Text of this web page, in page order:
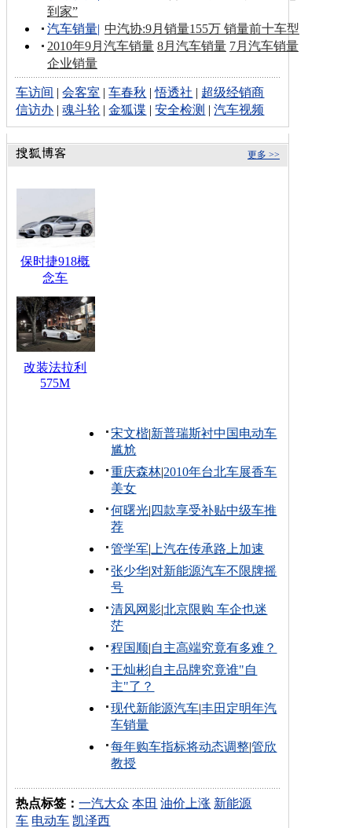
到家”
汽车销量| 中汽协:9月销量155万 销量前十车型
2010年9月汽车销量 8月汽车销量 7月汽车销量
企业销量
车访间 |会客室 |车春秋 |悟透社 | 超级经销商
信访办 |魂斗轮 |金狐谍 |安全检测 |汽车视频
更多 >>
保时捷918概
念车
改装法拉利
575M
宋文楷|新普瑞斯衬中国电动车
尴尬
重庆森林|2010年台北车展香车
美女
何曙光| 四款享受补贴中级车推
荐
管学军| 上汽在传承路上加速
张少华|对新能源汽车不限牌摇
号
清风网影|北京限购 车企也迷
茫
程国顺|自主高端究竟有多难？
王灿彬|自主品牌究竟谁"自
主"了？
现代新能源汽车|丰田定明年汽
车销量
每年购车指标将动态调整|管欣
教授
热点标签：一汽大众 本田 油价上涨 新能源
车 电动车 凯泽西